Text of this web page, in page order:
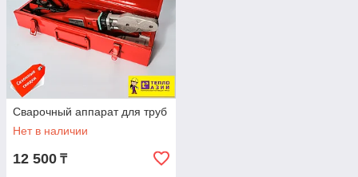
Сварочный аппарат для труб
Нет в наличии
12 500 ₸